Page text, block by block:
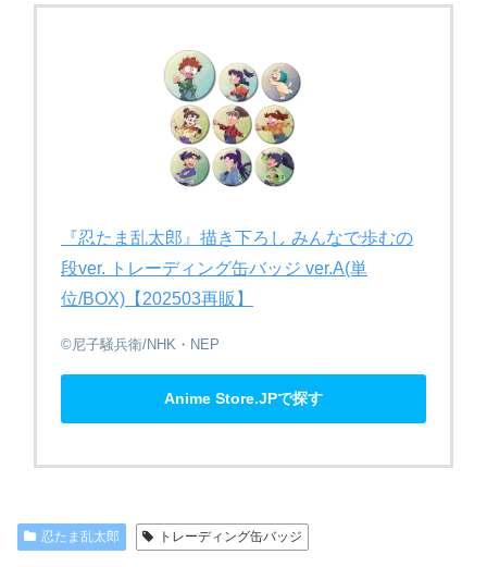
『忍たま​乱太郎』​描き下ろし みんなで​歩むの​
段ver. トレーディング缶バッジ ver.A(単
位/BOX)【202503再販】
©尼子騒兵衛/NHK・NEP
Anime Store.JPで探す
忍たま乱太郎 トレーディング缶バッジ